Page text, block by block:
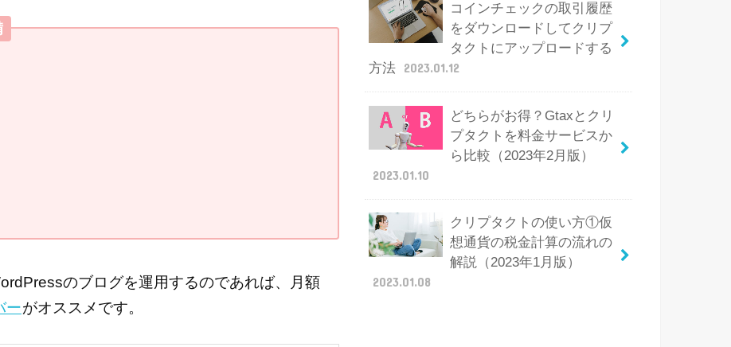
のブログを運用するのであれば、月額
ーがオススメです。
コインチェックの取引履歴
をダウンロードしてクリプ
タクトにアップロードする
方法
2023.01.12
どちらがお得？Gtaxとクリ
プタクトを料金サービスか
ら比較（2023年2月版）
2023.01.10
クリプタクトの使い方①仮
想通貨の税金計算の流れの
解説（2023年1月版）
2023.01.08